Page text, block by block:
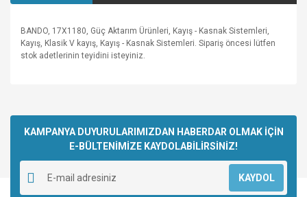
BANDO, 17X1180, Güç Aktarım Ürünleri, Kayış - Kasnak Sistemleri,
Kayış, Klasik V kayış, Kayış - Kasnak Sistemleri. Sipariş öncesi lütfen
stok adetlerinin teyidini isteyiniz.
Yorum Yaz
kullanarak tarafımıza iletebilirsiniz.
Görüş ve önerileriniz için teşekkür ederiz.
Ürün resmi kalitesiz, bozuk veya görüntülenemiyor.
Ürün açıklamasında eksik bilgiler bulunuyor.
KAMPANYA DUYURULARIMIZDAN HABERDAR OLMAK İÇİN
E-BÜLTENİMİZE KAYDOLABİLİRSİNİZ!
KAYDOL